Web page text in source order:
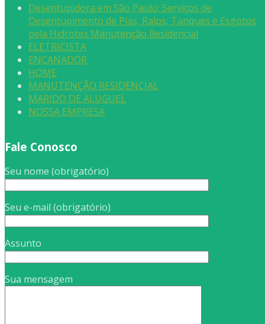
Desentupidora em São Paulo: Serviços de
Desentupimento de Pias, Ralos, Tanques e Esgotos
pela Hidrotex Manutenção Residencial
ELETRICISTA
ENCANADOR
HOME
MANUTENÇÃO RESIDENCIAL
MARIDO DE ALUGUEL
NOSSA EMPRESA
Fale Conosco
Seu nome (obrigatório)
Seu e-mail (obrigatório)
Assunto
Sua mensagem